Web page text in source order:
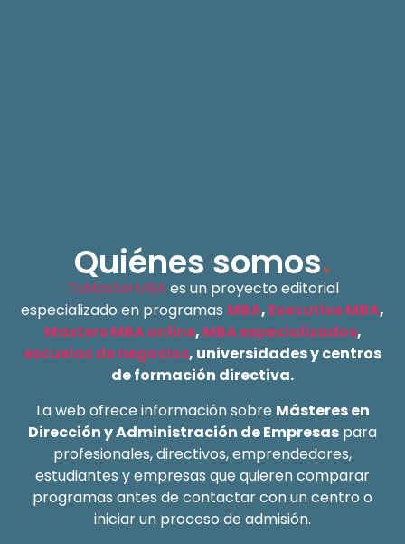
Quiénes somos.
TuMasterMBA es un proyecto editorial
especializado en programas MBA, Executive MBA,
Masters MBA online, MBA especializados,
escuelas de negocios, universidades y centros
de formación directiva.
La web ofrece información sobre Másteres en
Dirección y Administración de Empresas para
profesionales, directivos, emprendedores,
estudiantes y empresas que quieren comparar
programas antes de contactar con un centro o
iniciar un proceso de admisión.